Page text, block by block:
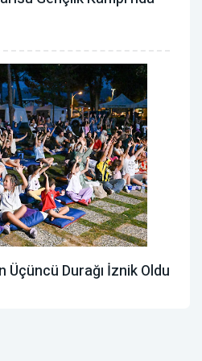
Üçüncü Durağı İznik Oldu